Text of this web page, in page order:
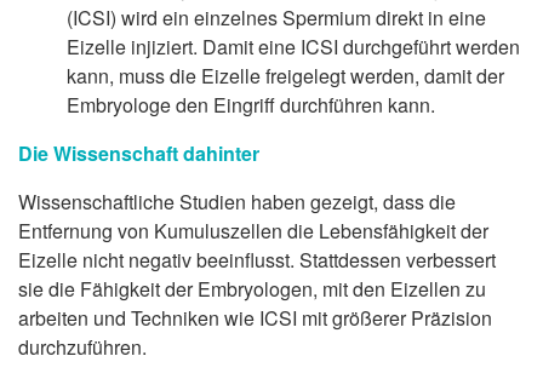
(ICSI) wird ein einzelnes Spermium direkt in eine
Eizelle injiziert. Damit eine ICSI durchgeführt werden
kann, muss die Eizelle freigelegt werden, damit der
Embryologe den Eingriff durchführen kann.
Die Wissenschaft dahinter
Wissenschaftliche Studien haben gezeigt, dass die
Entfernung von Kumuluszellen die Lebensfähigkeit der
Eizelle nicht negativ beeinflusst. Stattdessen verbessert
sie die Fähigkeit der Embryologen, mit den Eizellen zu
arbeiten und Techniken wie ICSI mit größerer Präzision
durchzuführen.